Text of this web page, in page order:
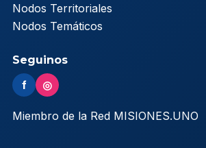
Nodos Territoriales
Nodos Temáticos
Seguinos
f ◎
Miembro de la Red MISIONES.UNO